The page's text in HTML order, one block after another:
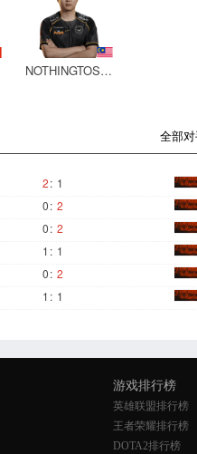
NOTHINGTOSAY
全部
2: 1
0: 2
0: 2
1 : 1
0: 2
1 : 1
游戏排行榜
英雄联盟排行榜
王者荣耀排行榜
DOTA2排行榜